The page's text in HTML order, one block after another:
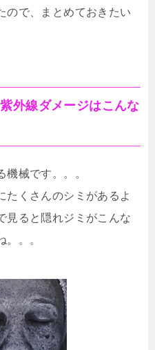
ので、まとめておきたい
外線ダメージはこんな
機械です。。。
たくさんのシミがあるよ
見ると隠れジミがこんな
。。